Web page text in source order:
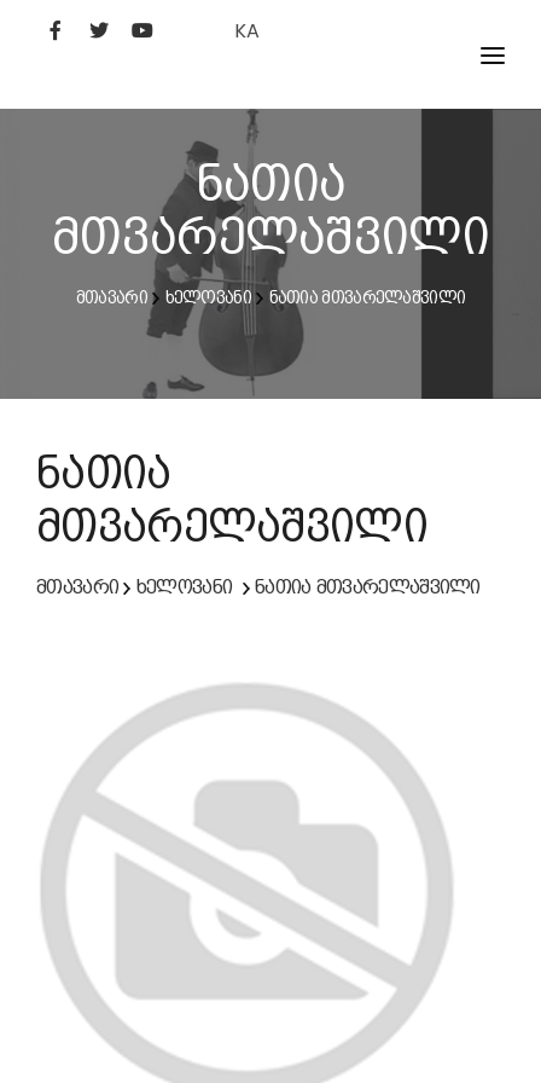
KA
ᲤᲘᲚᲛᲔᲑᲘ
ᲮᲔᲚᲝᲕᲐᲜᲘ
ᲙᲘᲜᲝᲡᲢᲣᲓᲘᲐ
ᲙᲘᲜᲝᲐᲙᲐᲓᲔᲛᲘᲐ
ნათია
მთვარელაშვილი
მთავარი ხელოვანი ნათია მთვარელაშვილი
ნათია
მთვარელაშვილი
მთავარი ხელოვანი ნათია მთვარელაშვილი